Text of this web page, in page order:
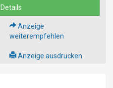
Anzeige
weiterempfehlen
Anzeige ausdrucken